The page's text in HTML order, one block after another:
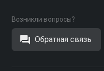
Возникли вопросы?
Обратная связь